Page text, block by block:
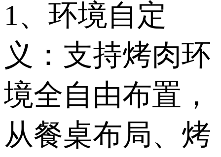
1、环境自定
义：支持烤肉环
境全自由布置，
从餐桌布局、烤